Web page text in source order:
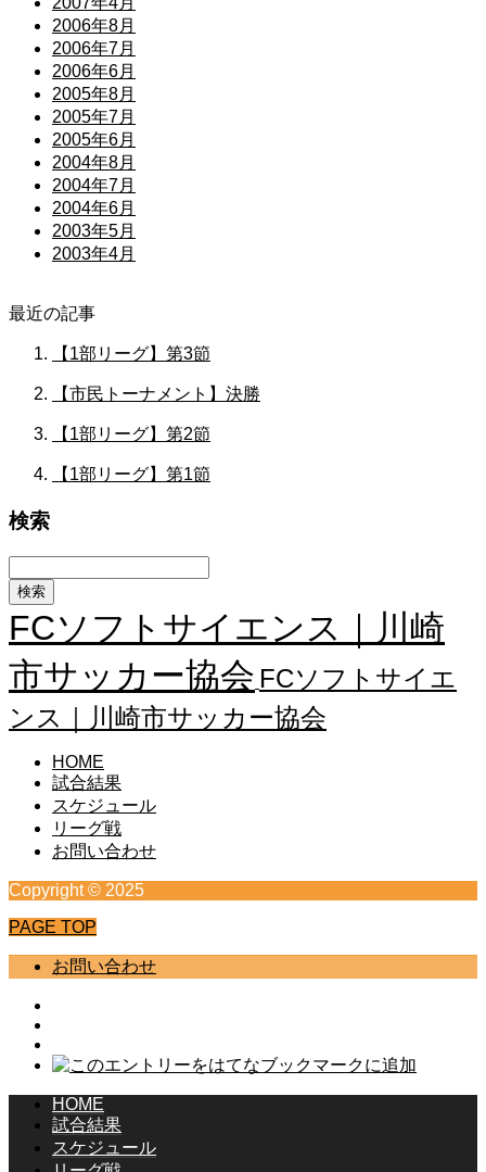
2006年8月
2006年7月
2006年6月
2005年8月
2005年7月
2005年6月
2004年8月
2004年7月
2004年6月
2003年5月
2003年4月
最近の記事
【1部リーグ】第3節
【市民トーナメント】決勝
【1部リーグ】第2節
【1部リーグ】第1節
検索
FCソフトサイエンス｜川崎
市サッカー協会 FCソフトサイエ
ンス｜川崎市サッカー協会
HOME
試合結果
スケジュール
リーグ戦
お問い合わせ
Copyright © 2025
PAGE TOP
お問い合わせ
HOME
試合結果
スケジュール